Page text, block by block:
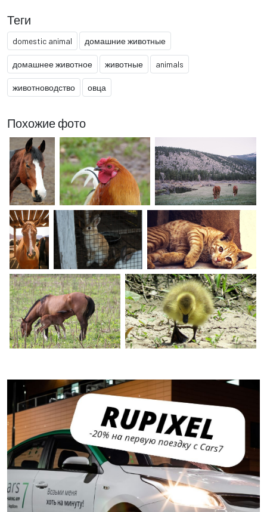
Теги
domestic animal домашние животные
домашнее животное животные animals
животноводство овца
Похожие фото